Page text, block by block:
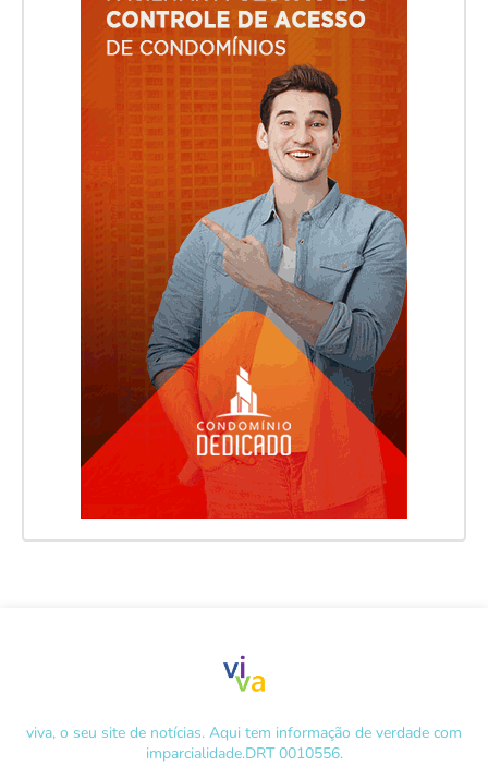
viva, o seu site de notícias. Aqui tem informação de verdade com
imparcialidade.DRT 0010556.